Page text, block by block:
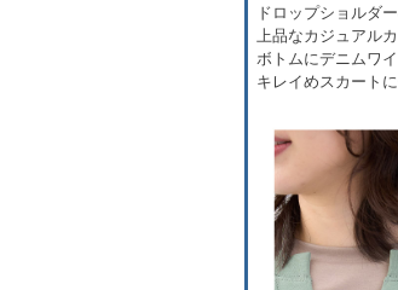
ドロップショルダ
上品なカジュアル
ボトムにデニムワ
キレイめスカート